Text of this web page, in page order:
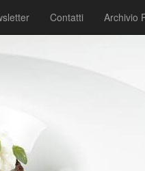
Contatti Archivio